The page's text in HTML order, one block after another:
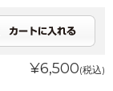
¥6,500(税込)